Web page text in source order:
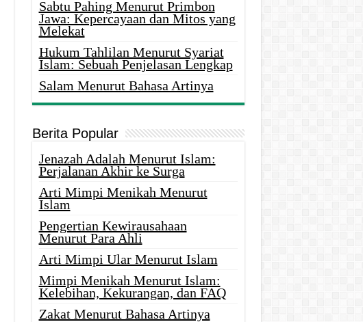
Sabtu Pahing Menurut Primbon
Jawa: Kepercayaan dan Mitos yang
Melekat
Hukum Tahlilan Menurut Syariat
Islam: Sebuah Penjelasan Lengkap
Salam Menurut Bahasa Artinya
Berita Popular
Jenazah Adalah Menurut Islam:
Perjalanan Akhir ke Surga
Arti Mimpi Menikah Menurut
Islam
Pengertian Kewirausahaan
Menurut Para Ahli
Arti Mimpi Ular Menurut Islam
Mimpi Menikah Menurut Islam:
Kelebihan, Kekurangan, dan FAQ
Zakat Menurut Bahasa Artinya